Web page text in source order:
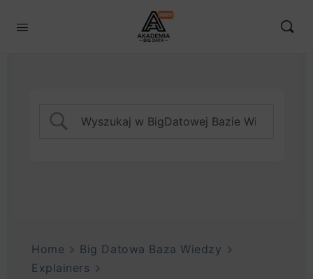
Home
Big Datowa Baza Wiedzy
Explainers